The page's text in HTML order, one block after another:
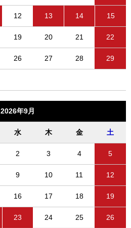
12 13 14 15
19 20 21 22
26 27 28 29
2026年9月
水 木 金 土
2 3 4 5
9 10 11 12
16 17 18 19
23 24 25 26